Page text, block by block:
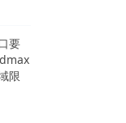
要
限